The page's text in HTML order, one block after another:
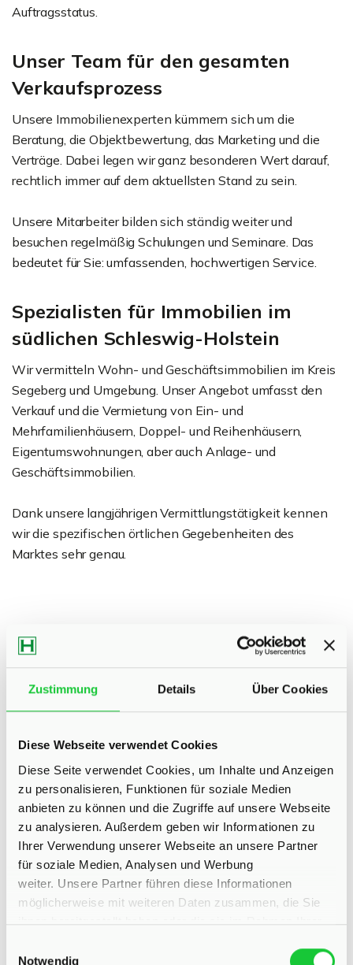
Zustimmung Details Über Cookies
Diese Webseite verwendet Cookies
Diese Seite verwendet Cookies, um Inhalte und Anzeigen
zu personalisieren, Funktionen für soziale Medien
anbieten zu können und die Zugriffe auf unsere Webseite
zu analysieren. Außerdem geben wir Informationen zu
Ihrer Verwendung unserer Webseite an unsere Partner
für soziale Medien, Analysen und Werbung
weiter. Unsere Partner führen diese Informationen
möglicherweise mit weiteren Daten zusammen, die Sie
Notwendig
Auftragsstatus.
Unser Team für den gesamten
Verkaufsprozess
Unsere Immobilienexperten kümmern sich um die
Beratung, die Objektbewertung, das Marketing und die
Verträge. Dabei legen wir ganz besonderen Wert darauf,
rechtlich immer auf dem aktuellsten Stand zu sein.
Unsere Mitarbeiter bilden sich ständig weiter und
besuchen regelmäßig Schulungen und Seminare. Das
bedeutet für Sie: umfassenden, hochwertigen Service.
Spezialisten für Immobilien im
südlichen Schleswig-Holstein
Wir vermitteln Wohn- und Geschäftsimmobilien im Kreis
Segeberg und Umgebung. Unser Angebot umfasst den
Verkauf und die Vermietung von Ein- und
Mehrfamilienhäusern, Doppel- und Reihenhäusern,
Eigentumswohnungen, aber auch Anlage- und
Geschäftsimmobilien.
Dank unsere langjährigen Vermittlungstätigkeit kennen
wir die spezifischen örtlichen Gegebenheiten des
Marktes sehr genau.
Sie möchten mehr
über uns erfahren?
Füllen Sie das folgende Formular aus und wir melden uns
zum gewünschten Termin bei Ihnen